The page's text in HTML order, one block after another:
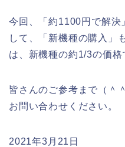
今回、「約1100円で解決
して、「新機種の購入」
は、新機種の約1/3の価格
皆さんのご参考まで（＾
お問い合わせください。
2021年3月21日